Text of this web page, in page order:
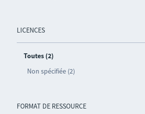
LICENCES
Toutes (2)
Non spécifiée (2)
FORMAT DE RESSOURCE